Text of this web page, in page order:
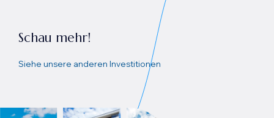
Schau mehr!
Siehe unsere anderen Investitionen